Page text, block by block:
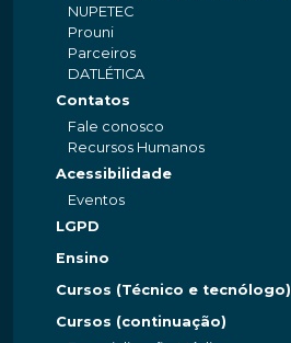
NUPETEC
Prouni
Parceiros
DATLÉTICA
Contatos
Fale conosco
Recursos Humanos
Acessibilidade
Eventos
LGPD
Ensino
Cursos (Técnico e tecnólogo)
Cursos (continuação)